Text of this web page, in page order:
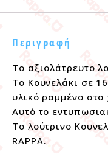
Περιγραφή
Το αξιολάτρευτο
Το Κουνελάκι σε
υλικό ραμμένο στο
Αυτό το
Το λούτρινο
RAPPA.